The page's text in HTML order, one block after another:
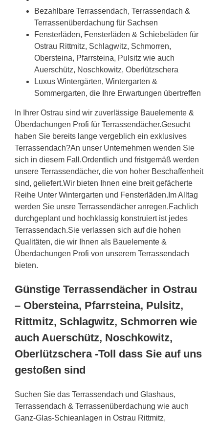
Bezahlbare Terrassendach, Terrassendach &
Terrassenüberdachung für Sachsen
Fensterläden, Fensterläden & Schiebeläden für
Ostrau Rittmitz, Schlagwitz, Schmorren,
Obersteina, Pfarrsteina, Pulsitz wie auch
Auerschütz, Noschkowitz, Oberlützschera
Luxus Wintergärten, Wintergarten &
Sommergarten, die Ihre Erwartungen übertreffen
In Ihrer Ostrau sind wir zuverlässige Bauelemente &
Überdachungen Profi für Terrassendächer.Gesucht
haben Sie bereits lange vergeblich ein exklusives
Terrassendach?An unser Unternehmen wenden Sie
sich in diesem Fall.Ordentlich und fristgemäß werden
unsere Terrassendächer, die von hoher Beschaffenheit
sind, geliefert.Wir bieten Ihnen eine breit gefächerte
Reihe Unter Wintergarten und Fensterläden.Im Alltag
werden Sie unsre Terrassendächer anregen.Fachlich
durchgeplant und hochklassig konstruiert ist jedes
Terrassendach.Sie verlassen sich auf die hohen
Qualitäten, die wir Ihnen als Bauelemente &
Überdachungen Profi von unserem Terrassendach
bieten.
Günstige Terrassendächer in Ostrau
– Obersteina, Pfarrsteina, Pulsitz,
Rittmitz, Schlagwitz, Schmorren wie
auch Auerschütz, Noschkowitz,
Oberlützschera -Toll dass Sie auf uns
gestoßen sind
Suchen Sie das Terrassendach und Glashaus,
Terrassendach & Terrassenüberdachung wie auch
Ganz-Glas-Schieanlagen in Ostrau Rittmitz,